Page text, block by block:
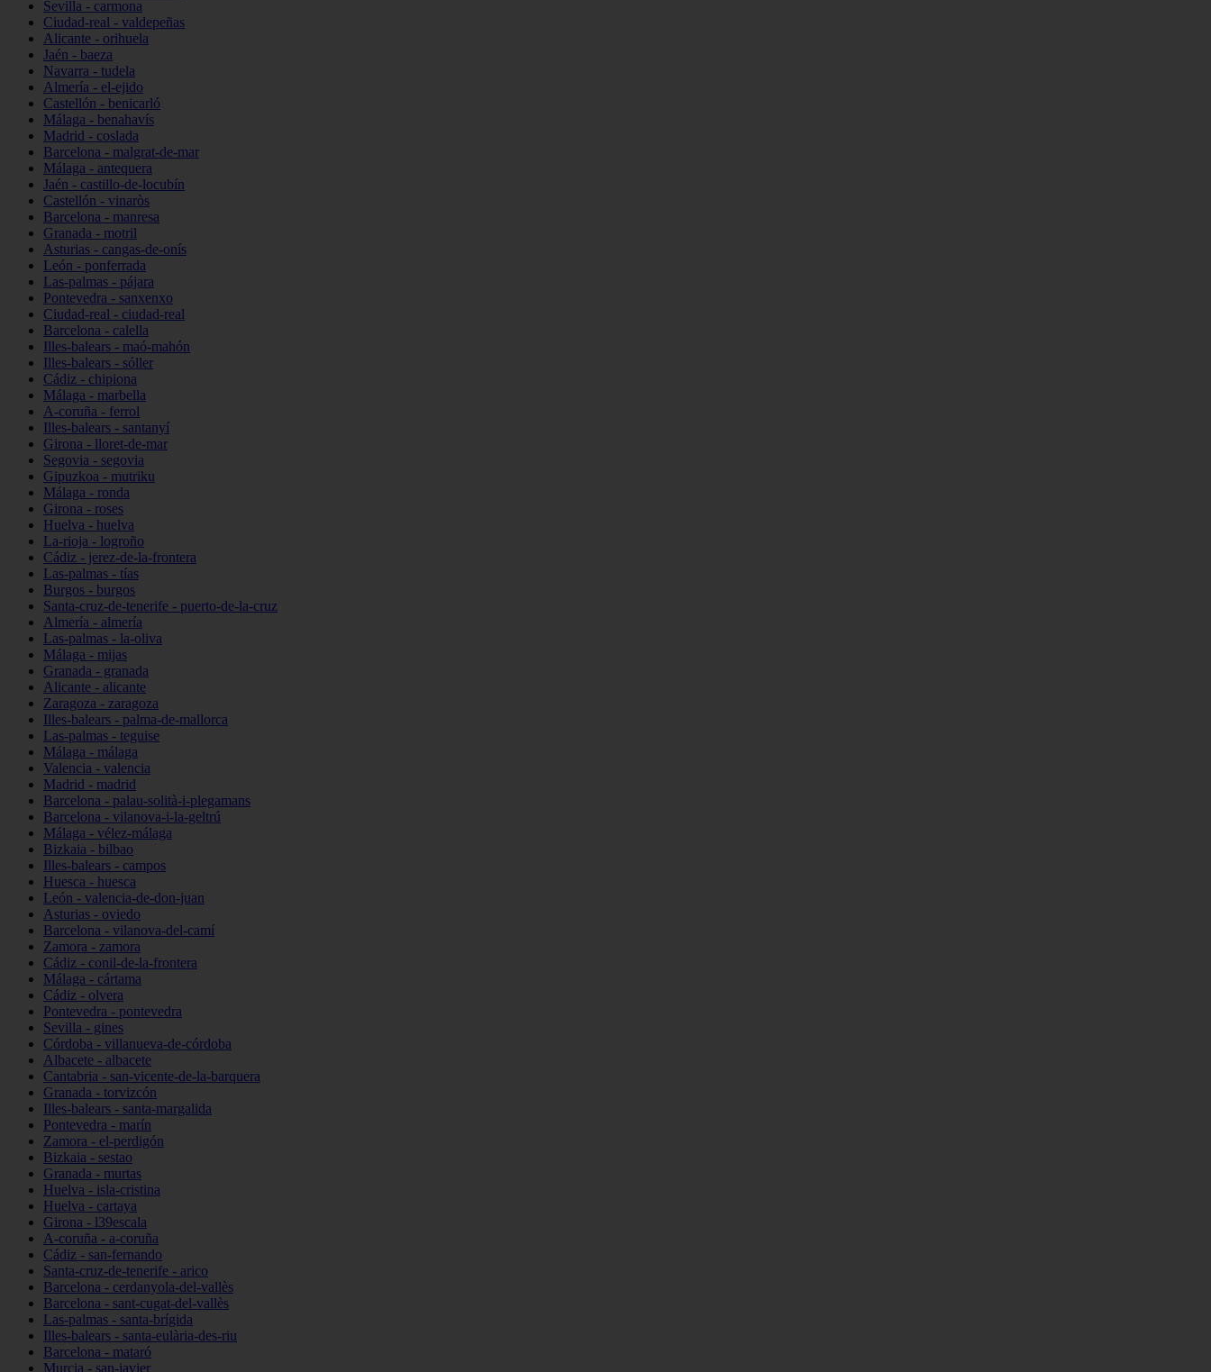
Sevilla - carmona
Ciudad-real - valdepeñas
Alicante - orihuela
Jaén - baeza
Navarra - tudela
Almería - el-ejido
Castellón - benicarló
Málaga - benahavís
Madrid - coslada
Barcelona - malgrat-de-mar
Málaga - antequera
Jaén - castillo-de-locubín
Castellón - vinaròs
Barcelona - manresa
Granada - motril
Asturias - cangas-de-onís
León - ponferrada
Las-palmas - pájara
Pontevedra - sanxenxo
Ciudad-real - ciudad-real
Barcelona - calella
Illes-balears - maó-mahón
Illes-balears - sóller
Cádiz - chipiona
Málaga - marbella
A-coruña - ferrol
Illes-balears - santanyí
Girona - lloret-de-mar
Segovia - segovia
Gipuzkoa - mutriku
Málaga - ronda
Girona - roses
Huelva - huelva
La-rioja - logroño
Cádiz - jerez-de-la-frontera
Las-palmas - tías
Burgos - burgos
Santa-cruz-de-tenerife - puerto-de-la-cruz
Almería - almería
Las-palmas - la-oliva
Málaga - mijas
Granada - granada
Alicante - alicante
Zaragoza - zaragoza
Illes-balears - palma-de-mallorca
Las-palmas - teguise
Málaga - málaga
Valencia - valencia
Madrid - madrid
Barcelona - palau-solità-i-plegamans
Barcelona - vilanova-i-la-geltrú
Málaga - vélez-málaga
Bizkaia - bilbao
Illes-balears - campos
Huesca - huesca
León - valencia-de-don-juan
Asturias - oviedo
Barcelona - vilanova-del-camí
Zamora - zamora
Cádiz - conil-de-la-frontera
Málaga - cártama
Cádiz - olvera
Pontevedra - pontevedra
Sevilla - gines
Córdoba - villanueva-de-córdoba
Albacete - albacete
Cantabria - san-vicente-de-la-barquera
Granada - torvizcón
Illes-balears - santa-margalida
Pontevedra - marín
Zamora - el-perdigón
Bizkaia - sestao
Granada - murtas
Huelva - isla-cristina
Huelva - cartaya
Girona - l39escala
A-coruña - a-coruña
Cádiz - san-fernando
Santa-cruz-de-tenerife - arico
Barcelona - cerdanyola-del-vallès
Barcelona - sant-cugat-del-vallès
Las-palmas - santa-brígida
Illes-balears - santa-eulària-des-riu
Barcelona - mataró
Murcia - san-javier